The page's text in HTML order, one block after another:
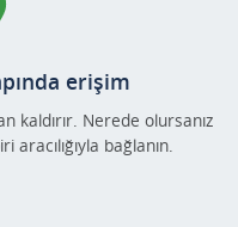
erişim
kaldırır. Nerede olursanız
bağlanın.